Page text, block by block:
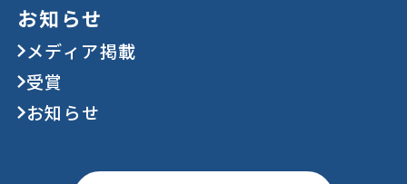
お知らせ
メディア掲載
受賞
お知らせ